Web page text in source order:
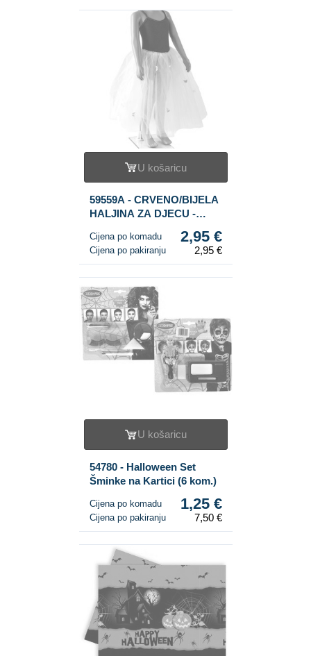
U košaricu
59559A - CRVENO/BIJELA
HALJINA ZA DJECU -
Cijena po komadu 2,95 €
Cijena po pakiranju 2,95 €
U košaricu
54780 - Halloween Set
Šminke na Kartici (6 kom.)
Cijena po komadu 1,25 €
Cijena po pakiranju 7,50 €